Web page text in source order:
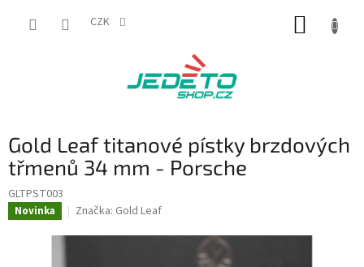
CZK
Gold Leaf titanové pístky brzdových
třmenů 34 mm - Porsche
GLTPST003
Novinka Značka: Gold Leaf